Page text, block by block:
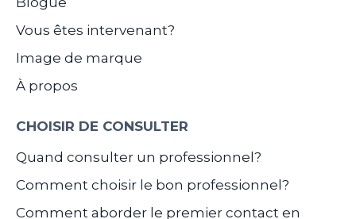
Vous êtes intervenant?
Image de marque
À propos
CHOISIR DE CONSULTER
Quand consulter un professionnel?
Comment choisir le bon professionnel?
Comment aborder le premier contact en